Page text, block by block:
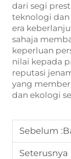
dari segi
teknologi dan
era
sahaja
keperluan
nilai kepada
reputasi
yang
dan ekologi
Sebelum :
Seterusnya